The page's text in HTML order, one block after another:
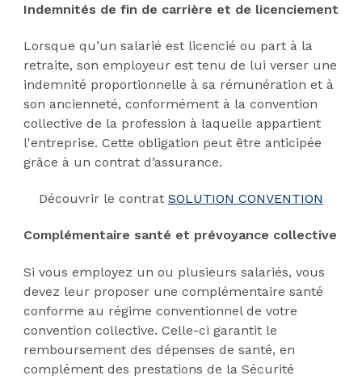
Indemnités de fin de carrière et de licenciement
Lorsque qu’un salarié est licencié ou part à la
retraite, son employeur est tenu de lui verser une
indemnité proportionnelle à sa rémunération et à
son ancienneté, conformément à la convention
collective de la profession à laquelle appartient
l'entreprise. Cette obligation peut être anticipée
grâce à un contrat d’assurance.
Découvrir le contrat SOLUTION CONVENTION
Complémentaire santé et prévoyance collective
Si vous employez un ou plusieurs salariés, vous
devez leur proposer une complémentaire santé
conforme au régime conventionnel de votre
convention collective. Celle-ci garantit le
remboursement des dépenses de santé, en
complément des prestations de la Sécurité